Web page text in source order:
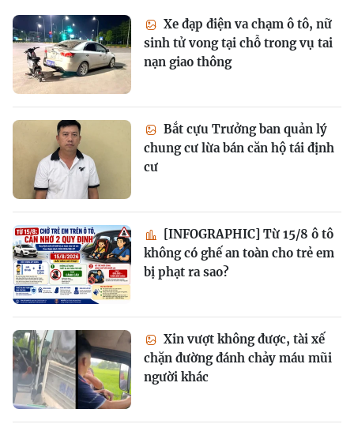
Xe đạp điện va chạm ô tô, nữ
sinh tử vong tại chỗ trong vụ tai
nạn giao thông
Bắt cựu Trưởng ban quản lý
chung cư lừa bán căn hộ tái định
cư
[INFOGRAPHIC] Từ 15/8 ô tô
không có ghế an toàn cho trẻ em
bị phạt ra sao?
Xin vượt không được, tài xế
chặn đường đánh chảy máu mũi
người khác